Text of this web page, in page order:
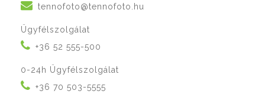
tennofoto@tennofoto.hu
Ügyfélszolgálat
+36 52 555-500
0-24h Ügyfélszolgálat
+36 70 503-5555